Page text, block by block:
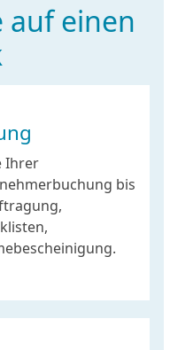
auf einen
Ihrer
bis